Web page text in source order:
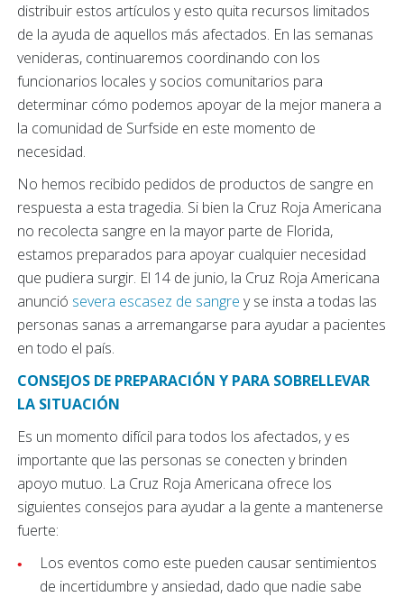
distribuir estos artículos y esto quita recursos limitados
de la ayuda de aquellos más afectados. En las semanas
venideras, continuaremos coordinando con los
funcionarios locales y socios comunitarios para
determinar cómo podemos apoyar de la mejor manera a
la comunidad de Surfside en este momento de
necesidad.
No hemos recibido pedidos de productos de sangre en
respuesta a esta tragedia. Si bien la Cruz Roja Americana
no recolecta sangre en la mayor parte de Florida,
estamos preparados para apoyar cualquier necesidad
que pudiera surgir. El 14 de junio, la Cruz Roja Americana
anunció severa escasez de sangre y se insta a todas las
personas sanas a arremangarse para ayudar a pacientes
en todo el país.
CONSEJOS DE PREPARACIÓN Y PARA SOBRELLEVAR
LA SITUACIÓN
Es un momento difícil para todos los afectados, y es
importante que las personas se conecten y brinden
apoyo mutuo. La Cruz Roja Americana ofrece los
siguientes consejos para ayudar a la gente a mantenerse
fuerte:
Los eventos como este pueden causar sentimientos
de incertidumbre y ansiedad, dado que nadie sabe